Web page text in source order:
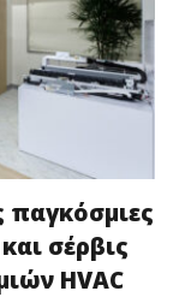
παγκόσμιες
σέρβις
HVAC